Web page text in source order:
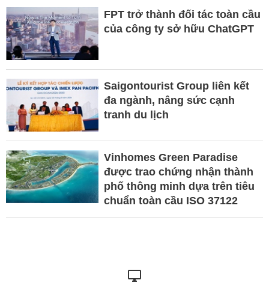
FPT trở thành đối tác toàn cầu
của công ty sở hữu ChatGPT
Saigontourist Group liên kết
đa ngành, nâng sức cạnh
tranh du lịch
Vinhomes Green Paradise
được trao chứng nhận thành
phố thông minh dựa trên tiêu
chuẩn toàn cầu ISO 37122